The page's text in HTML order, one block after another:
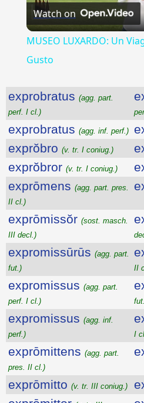
Watch on
MUSEO LUXARDO: Un
Gusto
exprobratus (agg. part.
perf. I cl.)
exprobratus (agg. inf. perf.)
exprŏbro (v. tr. I coniug.)
exprŏbror (v. tr. I coniug.)
exprōmens (agg. part. pres.
II cl.)
exprōmissŏr (sost. masch.
III decl.)
expromissūrūs (agg. part.
fut.)
II
expromissus (agg. part.
perf. I cl.)
expromissus (agg. inf.
perf.)
I
exprōmittens (agg. part.
pres. II cl.)
exprōmitto (v. tr. III coniug.)